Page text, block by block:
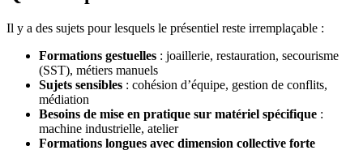
Il y a des sujets pour lesquels le présentiel reste irremplaçable :
Formations gestuelles : joaillerie, restauration, secourisme
(SST), métiers manuels
Sujets sensibles : cohésion d’équipe, gestion de conflits,
médiation
Besoins de mise en pratique sur matériel spécifique :
machine industrielle, atelier
Formations longues avec dimension collective forte